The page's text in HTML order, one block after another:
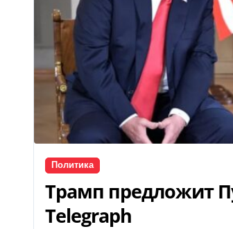
Политика
Трамп предложит
Telegraph